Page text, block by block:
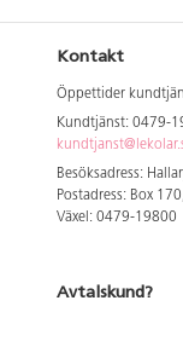
Kontakt
Öppettider
Kundtjänst: 0479-
Besöksadress:
Postadress: Box
Växel: 0479-19800
Avtalskund?